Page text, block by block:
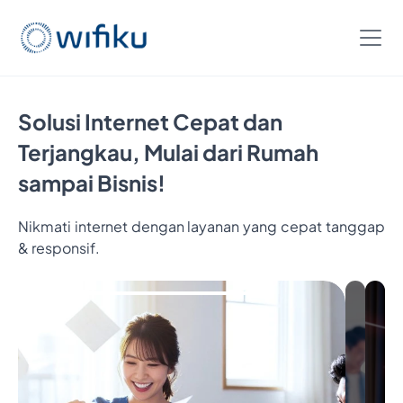
Solusi Internet Cepat dan
Terjangkau, Mulai dari Rumah
sampai Bisnis!
Nikmati internet dengan layanan yang cepat tanggap
& responsif.
Bayar
Nikmatin
Bulan
Internetan
Cukup
Bayar